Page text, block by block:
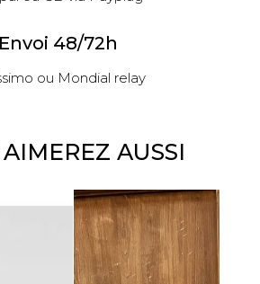
Envoi 48/72h
ou Mondial relay
AUSSI